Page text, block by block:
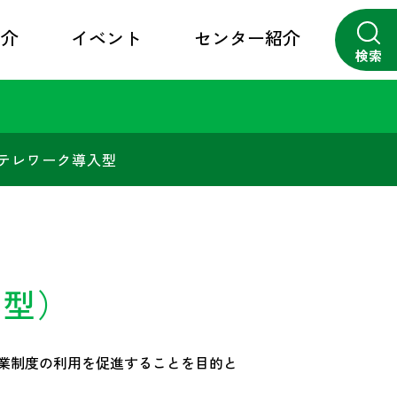
検索
イベント センター紹介
レワーク導入型
）
度の利用を促進することを目的と